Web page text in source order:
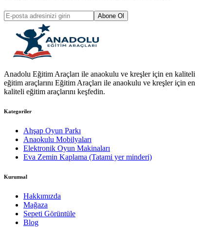
Abone Ol
Anadolu Eğitim Araçları ile anaokulu ve kreşler için en kaliteli
eğitim araçlarını Eğitim Araçları ile anaokulu ve kreşler için en
kaliteli eğitim araçlarını keşfedin.
Kategoriler
Ahşap Oyun Parkı
Anaokulu Mobilyaları
Elektronik Oyun Makinaları
Eva Zemin Kaplama (Tatami yer minderi)
Kurumsal
Hakkımızda
Mağaza
Sepeti Görüntüle
Blog